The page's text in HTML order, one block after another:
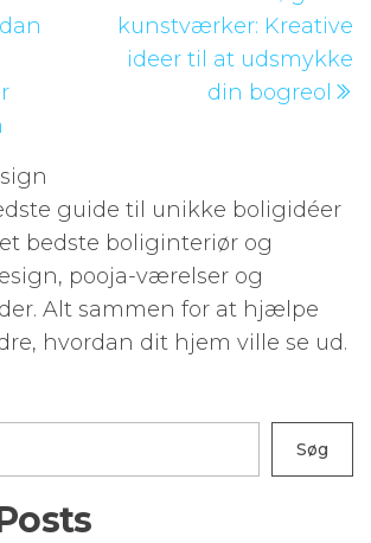
kunstværker: Kreative
ideer til at udsmykke
din bogreol
guide til unikke boligidéer
bedste boliginteriør og
pooja-værelser og
Alt sammen for at hjælpe
hvordan dit hjem ville se ud.
Søg